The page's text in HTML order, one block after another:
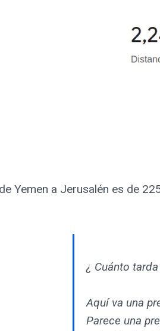
Yemen a Jerusalén es de
¿ Cuánto
Aquí va una
Parece una